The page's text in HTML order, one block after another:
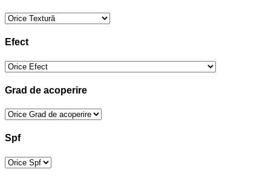
Efect
Grad de acoperire
Spf